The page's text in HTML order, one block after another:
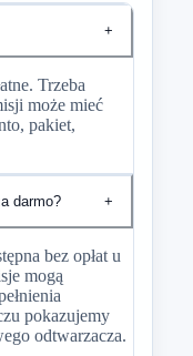
+
Trzeba
może mieć
pakiet,
darmo? +
bez opłat u
mogą
pokazujemy
odtwarzacza.